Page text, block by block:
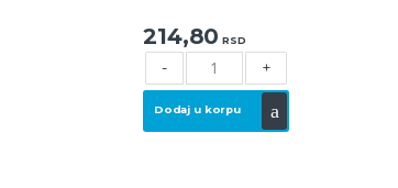
214,80 RSD
- +
Dodaj u korpu